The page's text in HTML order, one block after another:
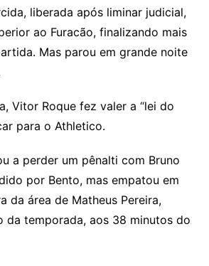
sr
o
o
l liberada após liminar judicial,
ao Furacão, finalizando mais
Mas parou em grande noite
Vitor Roque fez valer a “lei do
para o Athletico.
a perder um pênalti com Bruno
por Bento, mas empatou em
da área de Matheus Pereira,
da temporada, aos 38 minutos do